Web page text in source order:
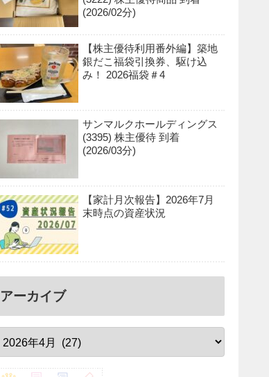
(2026/02分)
【株主優待利用番外編】築地
銀だこ福袋引換券、駆け込
み！ 2026福袋＃4
サンマルクホールディングス
(3395) 株主優待 到着
(2026/03分)
【家計月次報告】2026年7月
末時点の資産状況
アーカイブ